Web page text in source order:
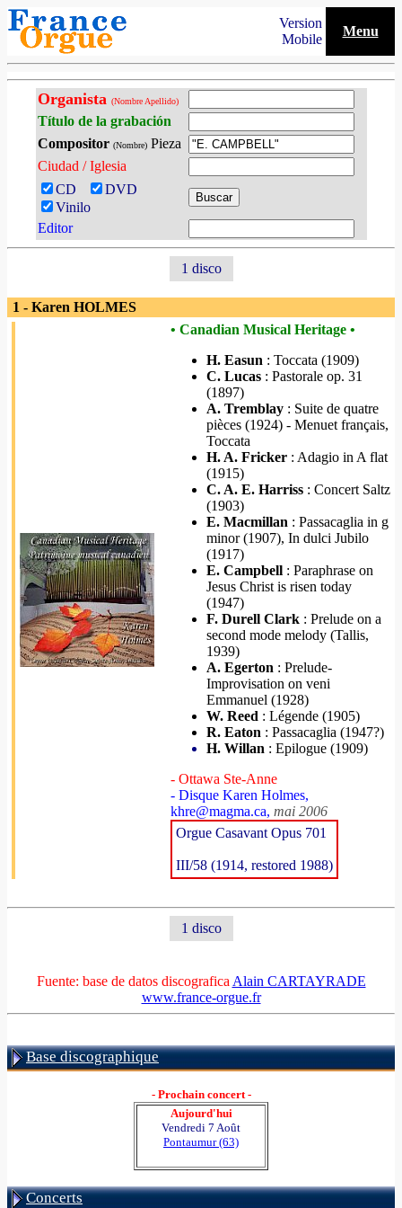
Version
Mobile
Menu
Organista (Nombre Apellido)
Título de la grabación
Compositor (Nombre)Pieza
Ciudad / Iglesia
CD
DVD
Vinilo
Editor
1 disco
1 - Karen HOLMES
• Canadian Musical Heritage •
H. Easun : Toccata (1909)
C. Lucas : Pastorale op. 31
(1897)
A. Tremblay : Suite de quatre
pièces (1924) - Menuet français,
Toccata
H. A. Fricker : Adagio in A flat
(1915)
C. A. E. Harriss : Concert Saltz
(1903)
E. Macmillan : Passacaglia in g
minor (1907), In dulci Jubilo
(1917)
E. Campbell : Paraphrase on
Jesus Christ is risen today
(1947)
F. Durell Clark : Prelude on a
second mode melody (Tallis,
1939)
A. Egerton : Prelude-
Improvisation on veni
Emmanuel (1928)
W. Reed : Légende (1905)
R. Eaton : Passacaglia (1947?)
H. Willan : Epilogue (1909)
- Ottawa Ste-Anne
- Disque Karen Holmes,
khre@magma.ca, mai 2006
Orgue Casavant Opus 701
III/58 (1914, restored 1988)
1 disco
Fuente: base de datos discografica Alain CARTAYRADE
www.france-orgue.fr
Base discographique
- Prochain concert -
Aujourd'hui
Vendredi 7 Août
Pontaumur (63)
Concerts